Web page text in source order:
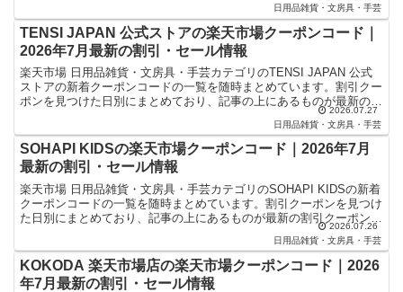
日用品雑貨・文房具・手芸
TENSI JAPAN 公式ストアの楽天市場クーポンコード｜
2026年7月最新の割引・セール情報
楽天市場 日用品雑貨・文房具・手芸カテゴリのTENSI JAPAN 公式
ストアの新着クーポンコードの一覧を随時まとめています。割引クー
ポンを見つけた日別にまとめており、記事の上にあるものが最新の割
2026.07.27
日用品雑貨・文房具・手芸
SOHAPI KIDSの楽天市場クーポンコード｜2026年7月
最新の割引・セール情報
楽天市場 日用品雑貨・文房具・手芸カテゴリのSOHAPI KIDSの新着
クーポンコードの一覧を随時まとめています。割引クーポンを見つけ
た日別にまとめており、記事の上にあるものが最新の割引クーポンに
2026.07.26
日用品雑貨・文房具・手芸
KOKODA 楽天市場店の楽天市場クーポンコード｜2026
年7月最新の割引・セール情報